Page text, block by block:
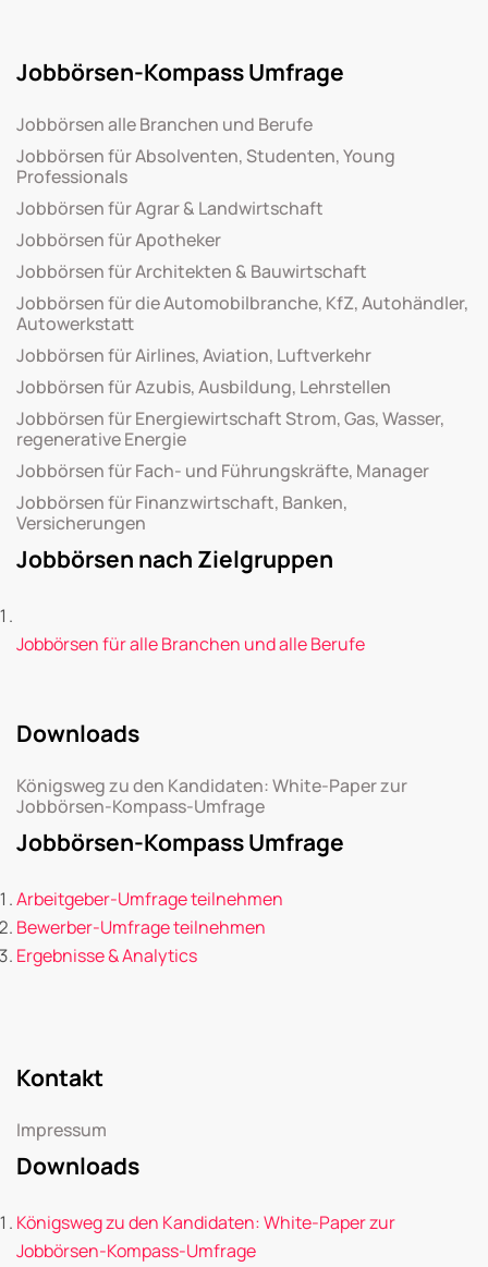
Jobbörsen-Kompass Umfrage
Jobbörsen alle Branchen und Berufe
Jobbörsen für Absolventen, Studenten, Young
Professionals
Jobbörsen für Agrar & Landwirtschaft
Jobbörsen für Apotheker
Jobbörsen für Architekten & Bauwirtschaft
Jobbörsen für die Automobilbranche, KfZ, Autohändler,
Autowerkstatt
Jobbörsen für Airlines, Aviation, Luftverkehr
Jobbörsen für Azubis, Ausbildung, Lehrstellen
Jobbörsen für Energiewirtschaft Strom, Gas, Wasser,
regenerative Energie
Jobbörsen für Fach- und Führungskräfte, Manager
Jobbörsen für Finanzwirtschaft, Banken,
Versicherungen
Jobbörsen nach Zielgruppen
Jobbörsen für alle Branchen und alle Berufe
Downloads
Königsweg zu den Kandidaten: White-Paper zur
Jobbörsen-Kompass-Umfrage
Jobbörsen-Kompass Umfrage
Arbeitgeber-Umfrage teilnehmen
Bewerber-Umfrage teilnehmen
Ergebnisse & Analytics
Kontakt
Impressum
Downloads
Königsweg zu den Kandidaten: White-Paper zur
Jobbörsen-Kompass-Umfrage